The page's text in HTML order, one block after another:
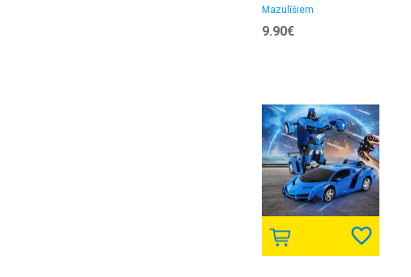
auto sēdeklīšiem un
ratiņiem
Mazulīšiem
9.90€